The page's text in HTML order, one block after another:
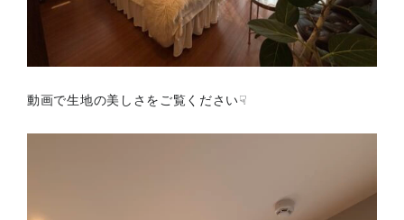
動画で生地の美しさをご覧ください☟